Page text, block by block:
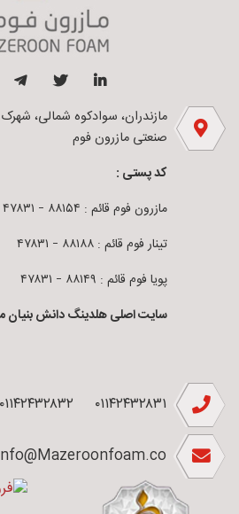
صنعتی مازرون فوم
کد پستی :
مازرون فوم قائم : ۸۸۱۵۴ – ۴۷۸۳۱
تینار فوم قائم : ۸۸۱۸۸ – ۴۷۸۳۱
پویا فوم قائم : ۸۸۱۴۹ – ۴۷۸۳۱
سایت اصلی هلدینگ دانش بنیان
۰۱۱۴۲۴۳۲۸۳۱ ۰۱۱۴۲۴۳۲۸۳۲